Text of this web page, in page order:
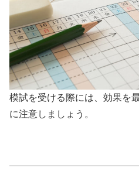
模試を受ける際には、効果を
に注意しましょう。